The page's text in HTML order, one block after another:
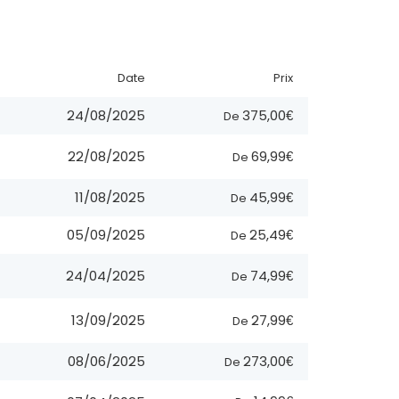
Date Prix
24/08/2025 De 375,00€
22/08/2025 De 69,99€
11/08/2025 De 45,99€
05/09/2025 De 25,49€
24/04/2025 De 74,99€
13/09/2025 De 27,99€
08/06/2025 De 273,00€